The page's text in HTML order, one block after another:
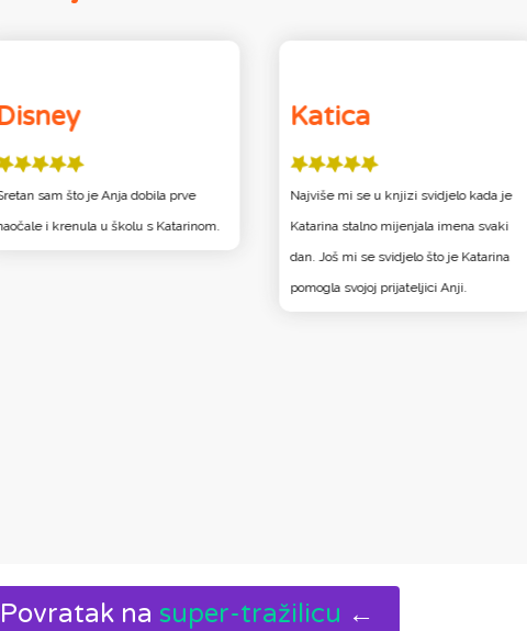
sam što je Anja dobila prve
i krenula u školu s Katarinom.
Katica
Najviše mi se u knjizi svidjelo kada je
Katarina stalno mijenjala imena svaki
dan. Još mi se svidjelo što je Katarina
pomogla svojoj prijateljici Anji.
na super-tražilicu ←